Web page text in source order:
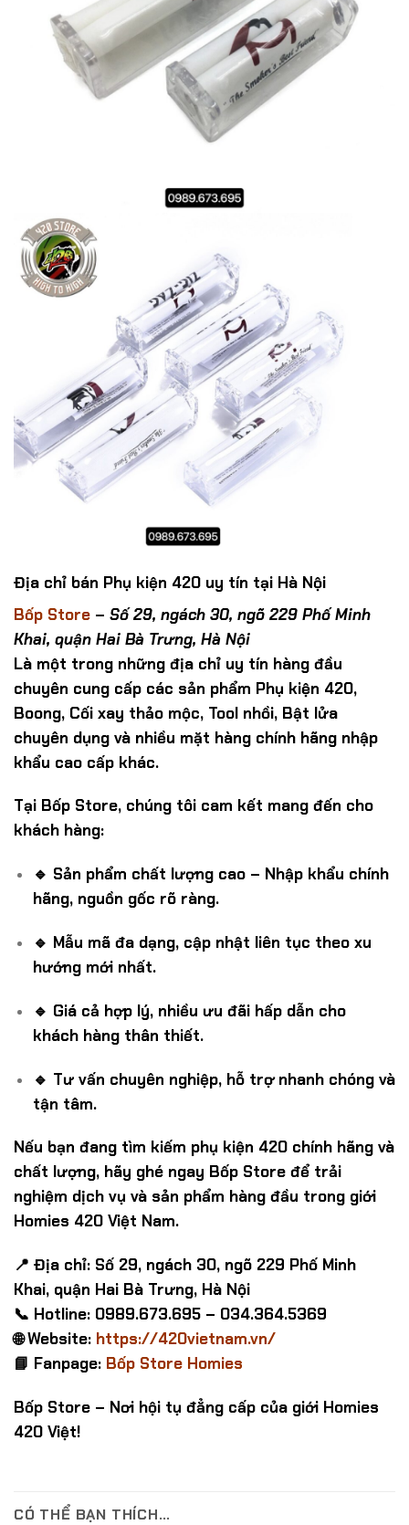
Địa chỉ bán Phụ kiện 420 uy tín tại Hà Nội
Bốp Store – Số 29, ngách 30, ngõ 229 Phố Minh
Khai, quận Hai Bà Trưng, Hà Nội
Là một trong những địa chỉ uy tín hàng đầu
chuyên cung cấp các sản phẩm Phụ kiện 420,
Boong, Cối xay thảo mộc, Tool nhồi, Bật lửa
chuyên dụng và nhiều mặt hàng chính hãng nhập
khẩu cao cấp khác.
Tại Bốp Store, chúng tôi cam kết mang đến cho
khách hàng:
🔹 Sản phẩm chất lượng cao – Nhập khẩu chính
hãng, nguồn gốc rõ ràng.
🔹 Mẫu mã đa dạng, cập nhật liên tục theo xu
hướng mới nhất.
🔹 Giá cả hợp lý, nhiều ưu đãi hấp dẫn cho
khách hàng thân thiết.
🔹 Tư vấn chuyên nghiệp, hỗ trợ nhanh chóng và
tận tâm.
Nếu bạn đang tìm kiếm phụ kiện 420 chính hãng và
chất lượng, hãy ghé ngay Bốp Store để trải
nghiệm dịch vụ và sản phẩm hàng đầu trong giới
Homies 420 Việt Nam.
📍 Địa chỉ: Số 29, ngách 30, ngõ 229 Phố Minh
Khai, quận Hai Bà Trưng, Hà Nội
📞 Hotline: 0989.673.695 – 034.364.5369
🌐 Website: https://420vietnam.vn/
📘 Fanpage: Bốp Store Homies
Bốp Store – Nơi hội tụ đẳng cấp của giới Homies
420 Việt!
CÓ THỂ BẠN THÍCH…